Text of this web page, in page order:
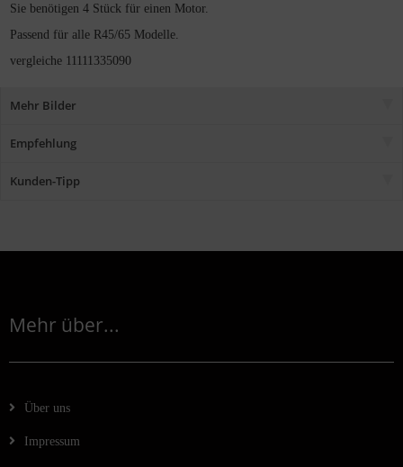
Sie benötigen 4 Stück für einen Motor.
Passend für alle R45/65 Modelle.
vergleiche 11111335090
Mehr Bilder
Empfehlung
Kunden-Tipp
Mehr über...
Über uns
Impressum